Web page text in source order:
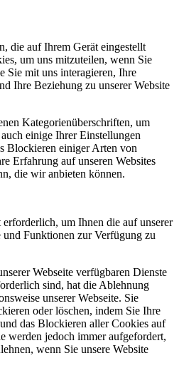
die auf Ihrem Gerät eingestellt
um uns mitzuteilen, wenn Sie
Sie mit uns interagieren, Ihre
Ihre Beziehung zu unserer Website
Kategorienüberschriften, um
einige Ihrer Einstellungen
Blockieren einiger Arten von
Erfahrung auf unseren Websites
die wir anbieten können.
um Ihnen die auf unserer
und Funktionen zur Verfügung zu
Webseite verfügbaren Dienste
sind, hat die Ablehnung
unserer Webseite. Sie
oder löschen, indem Sie Ihre
das Blockieren aller Cookies auf
werden jedoch immer aufgefordert,
wenn Sie unsere Website